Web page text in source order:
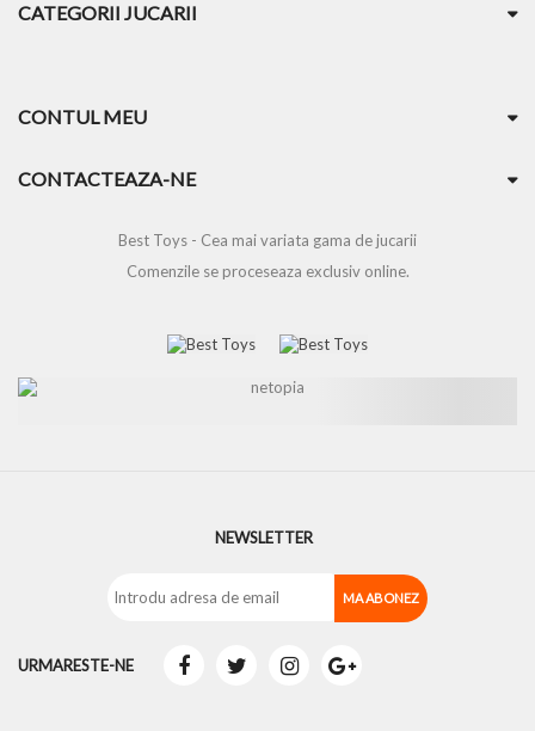
CATEGORII JUCARII
CONTUL MEU
CONTACTEAZA-NE
Best Toys - Cea mai variata gama de jucarii
Comenzile se proceseaza exclusiv online.
NEWSLETTER
URMARESTE-NE